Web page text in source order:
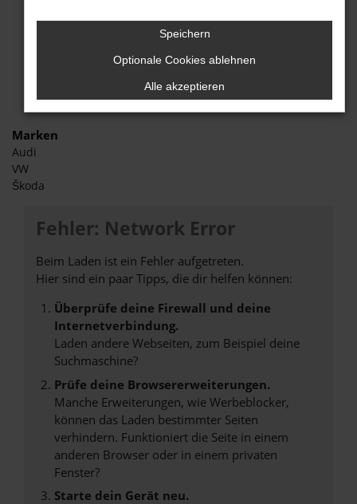
Marken
Audi
VW
Škoda
Fehler: Network Error
Beim Laden ist ein Fehler aufgetreten.
Hier sind ein paar Tipps, die dir helfen können:
Überprüfe deine Firewall und deine
Internetverbindung.
Laden andere Webseiten, zum Beispiel deine
Suchmaschine?
Prüfe deine Browsererweiterungen.
Manche Erweiterungen, wie Werbeblocker,
können das Laden bestimmter Seiten
verhindern. Funktioniert die Seite in einem
anderen Browser oder in einem privaten
Fenster?
Starte dein Gerät neu.
Speichern
Optionale Cookies ablehnen
Alle akzeptieren